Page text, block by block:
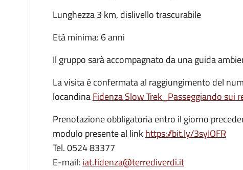
Lunghezza 3 km, dislivello trascurabile
Età minima: 6 anni
Il gruppo sarà accompagnato da una guida
La visita è confermata al raggiungimento del
locandinaFidenza Slow Trek_Passeggiando
Prenotazione obbligatoria entro il giorno
modulo presente al link https://bit.ly/3syIOFR
Tel. 0524 83377
E-mail: iat.fidenza@terrediverdi.it